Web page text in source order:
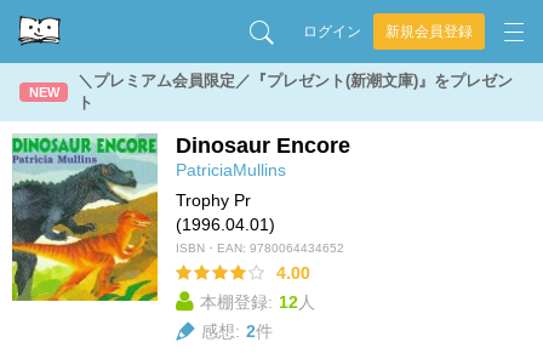
ログイン 新規会員登録
NEW
＼プレミアム会員限定／『プレゼント(新潮文庫)』をプレゼン
ト
Dinosaur Encore
PatriciaMullins
Trophy Pr
(1996.04.01)
ISBN・EAN: 9780064434652
4.00
本棚登録: 12人
感想: 2件